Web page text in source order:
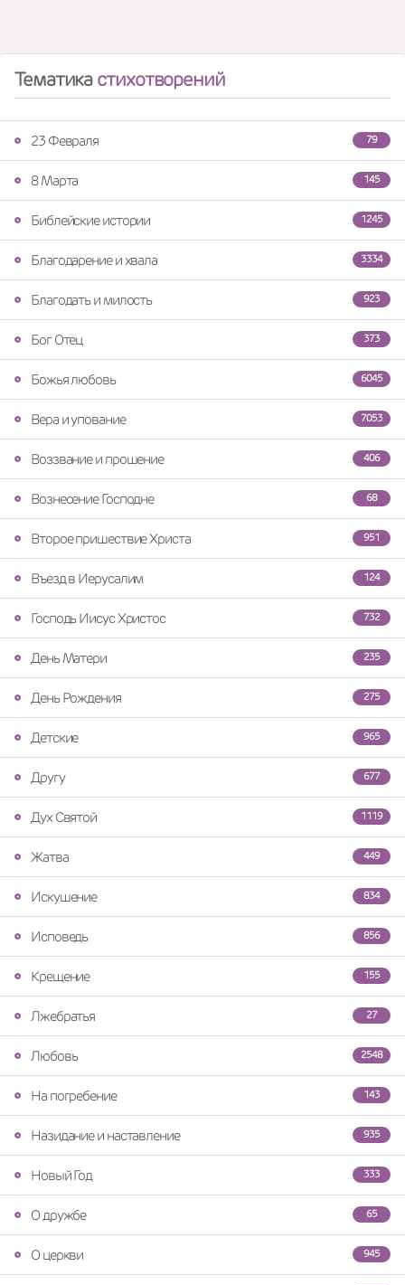
Тематикастихотворений
79
23 Февраля
145
8 Марта
1245
Библейские истории
3334
Благодарение и хвала
923
Благодать и милость
373
Бог Отец
6045
Божья любовь
7053
Вера и упование
406
Воззвание и прошение
68
Вознесение Господне
951
Второе пришествие Христа
124
Въезд в Иерусалим
732
Господь Иисус Христос
235
День Матери
275
День Рождения
965
Детские
677
Другу
1119
Дух Святой
449
Жатва
834
Искушение
856
Исповедь
155
Крещение
27
Лжебратья
2548
Любовь
143
На погребение
935
Назидание и наставление
333
Новый Год
65
О дружбе
945
О церкви